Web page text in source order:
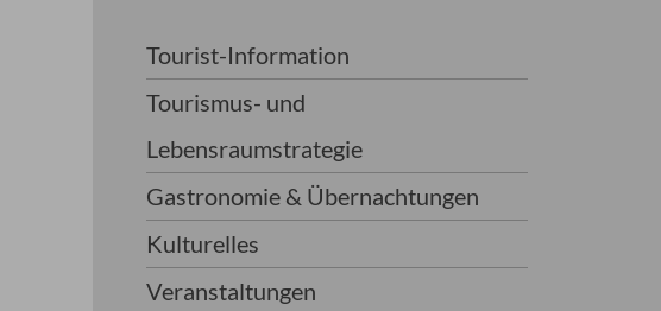
Tourist-Information
Tourismus- und
Lebensraumstrategie
Gastronomie & Übernachtungen
Kulturelles
Veranstaltungen